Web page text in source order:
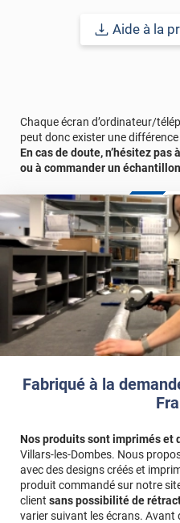
Fabriqué à la
Nos produits sont imprimés et
Villars-les-Dombes. Nous
avec des designs créés et
produit commandé sur notre
client sans possibilité de
varier suivant les écrans. Avant
produit de bonne qualité et
Rendu excellent La pièce
visibilité de l’extérieur
*****
Il y a 2268 jours
Pour le soleil j ai mis deux
pergola ravi du resultat
*****
Il y a 2272 jours
RAS RAS RAS RAS RAS RAS
*****
Il y a 2291 jours
produit de bonne qualité.......
*****
Il y a 2294 jours
Beau rendu. Installation
*****
Il y a 2313 jours
Super produit je
*****
Il y a 2334 jours
Très bon produit et
*****
Il y a 2341 jours
Film Conforme à mes
Aide à la
Chaque écran d’ordinateur/
peut donc exister une
En cas de doute, n’hésitez
ou à commander un